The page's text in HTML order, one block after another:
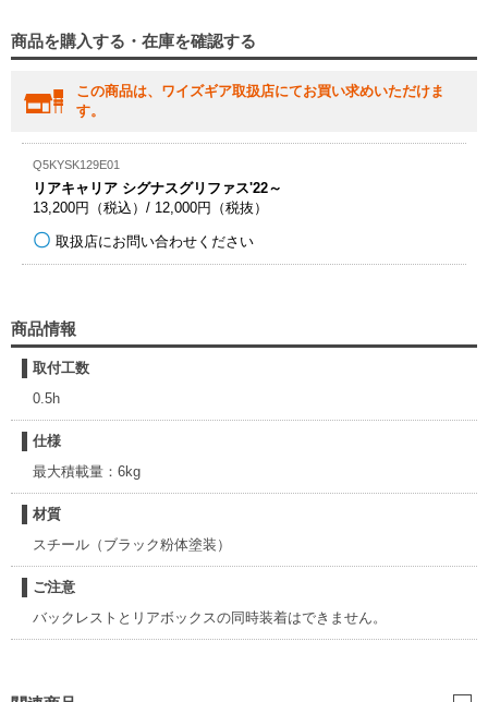
商品を購入する・在庫を確認する
この商品は、ワイズギア取扱店にてお買い求めいただけま
す。
Q5KYSK129E01
リアキャリア シグナスグリファス'22～
13,200円（税込）/ 12,000円（税抜）
取扱店にお問い合わせください
商品情報
取付工数
0.5h
仕様
最大積載量：6kg
材質
スチール（ブラック粉体塗装）
ご注意
バックレストとリアボックスの同時装着はできません。